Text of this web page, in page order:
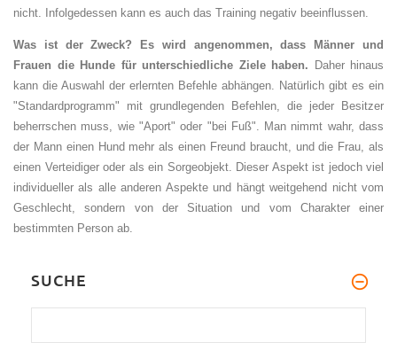
nicht. Infolgedessen kann es auch das Training negativ beeinflussen.
Was ist der Zweck? Es wird angenommen, dass Männer und
Frauen die Hunde für unterschiedliche Ziele haben.
Daher hinaus
kann die Auswahl der erlernten Befehle abhängen. Natürlich gibt es ein
"Standardprogramm" mit grundlegenden Befehlen, die jeder Besitzer
beherrschen muss, wie "Aport" oder "bei Fuß". Man nimmt wahr, dass
der Mann einen Hund mehr als einen Freund braucht, und die Frau, als
einen Verteidiger oder als ein Sorgeobjekt. Dieser Aspekt ist jedoch viel
individueller als alle anderen Aspekte und hängt weitgehend nicht vom
Geschlecht, sondern von der Situation und vom Charakter einer
bestimmten Person ab.
SUCHE